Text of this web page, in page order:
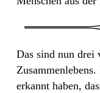
Das sind nun drei
erkannt haben,